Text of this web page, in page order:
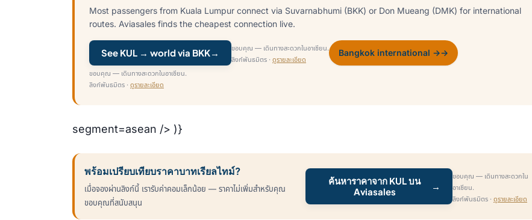
Most passengers from Kuala Lumpur connect via Suvarnabhumi (BKK) or Don Mueang (DMK) for international
routes. Aviasales finds the cheapest connection live.
See KUL → world via BKK→
ขอบคุณ — เดินทางสะดวกในอาเซียน.
ลิงก์พันธมิตร · ดูรายละเอียด
Bangkok international →→
ขอบคุณ — เดินทางสะดวกในอาเซียน.
ลิงก์พันธมิตร · ดูรายละเอียด
segment=asean /> )}
พร้อมเปรียบเทียบราคาบาทเรียลไทม์?
เมื่อจองผ่านลิงก์นี้ เรารับค่าคอมเล็กน้อย — ราคาไม่เพิ่มสำหรับคุณ
ขอบคุณที่สนับสนุน
ค้นหาราคาจาก KUL บน
Aviasales
→
ขอบคุณ — เดินทางสะดวกใน
อาเซียน.
ลิงก์พันธมิตร · ดูรายละเอียด